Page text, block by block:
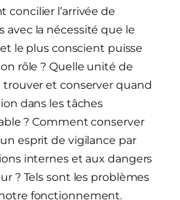
concilier l’arrivée de
avec la nécessité que le
le plus conscient puisse
rôle ? Quelle unité de
trouver et conserver quand
dans les tâches
? Comment conserver
esprit de vigilance par
internes et aux dangers
? Tels sont les problèmes
fonctionnement.